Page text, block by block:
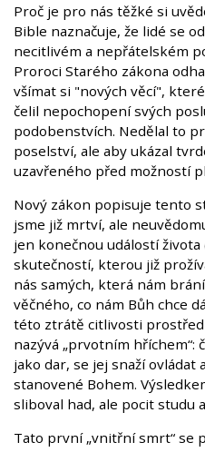
Proč je pro nás těžké si
Bible naznačuje, že lidé se
necitlivém a nepřátelském
Proroci Starého zákona
všímat si "nových věcí",
čelil nepochopení svých
podobenstvích. Nedělal to
poselství, ale aby ukázal
uzavřeného před možností
Nový zákon popisuje tento
jsme již mrtví, ale
jen konečnou událostí
skutečností, kterou již
nás samých, která nám
věčného, co nám Bůh chce
této ztrátě citlivosti
nazývá „prvotním hříchem“:
jako dar, se jej snaží ovládat
stanovené Bohem.
sliboval had, ale pocit studu
Tato první „vnitřní smrt“ se